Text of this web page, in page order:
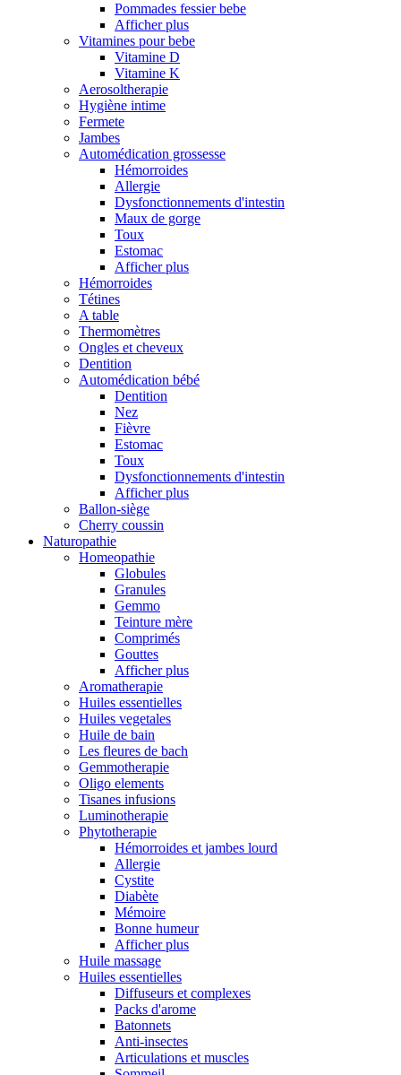
Pommades fessier bebe
Afficher plus
Vitamines pour bebe
Vitamine D
Vitamine K
Aerosoltherapie
Hygiène intime
Fermete
Jambes
Automédication grossesse
Hémorroides
Allergie
Dysfonctionnements d'intestin
Maux de gorge
Toux
Estomac
Afficher plus
Hémorroides
Tétines
A table
Thermomètres
Ongles et cheveux
Dentition
Automédication bébé
Dentition
Nez
Fièvre
Estomac
Toux
Dysfonctionnements d'intestin
Afficher plus
Ballon-siège
Cherry coussin
Naturopathie
Homeopathie
Globules
Granules
Gemmo
Teinture mère
Comprimés
Gouttes
Afficher plus
Aromatherapie
Huiles essentielles
Huiles vegetales
Huile de bain
Les fleures de bach
Gemmotherapie
Oligo elements
Tisanes infusions
Luminotherapie
Phytotherapie
Hémorroides et jambes lourd
Allergie
Cystite
Diabète
Mémoire
Bonne humeur
Afficher plus
Huile massage
Huiles essentielles
Diffuseurs et complexes
Packs d'arome
Batonnets
Anti-insectes
Articulations et muscles